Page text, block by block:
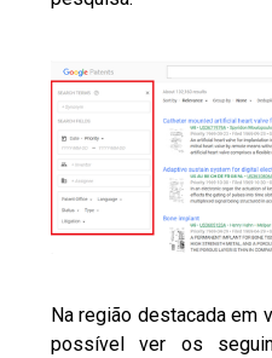
Na região destacada em
possível ver os